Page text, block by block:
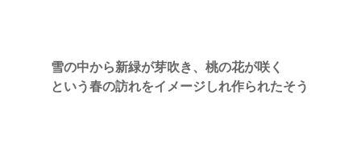
雪の中から新緑が芽吹き、桃の花が咲く
という春の訪れをイメージしれ作られたそう